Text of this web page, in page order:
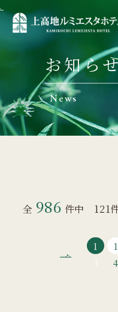
お知ら
News
全 986 件中 121件
1
3
1
4